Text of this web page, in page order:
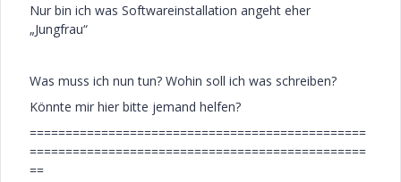
Nur bin ich was Softwareinstallation angeht eher
„Jungfrau“
Was muss ich nun tun? Wohin soll ich was schreiben?
Könnte mir hier bitte jemand helfen?
===============================================
===============================================
==